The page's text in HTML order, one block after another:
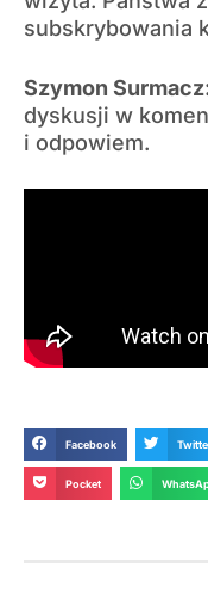
subskrybowania
Szymon
dyskusji w
i odpowiem.
Facebook
Pocket